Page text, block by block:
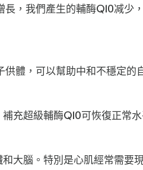
數，我們產生的輔酶Q10减少
體，可以幫助中和不穩定的
充超級輔酶Q10可恢復正常
大腦。特別是心肌經常需要